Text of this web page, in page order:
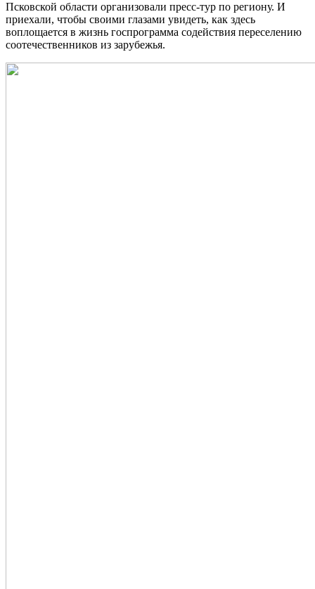
Псковской области организовали пресс-тур по региону. И
приехали, чтобы своими глазами увидеть, как здесь
воплощается в жизнь госпрограмма содействия переселению
соотечественников из зарубежья.